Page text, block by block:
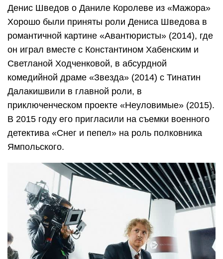
Денис Шведов о Даниле Королеве из «Мажора»
Хорошо были приняты роли Дениса Шведова в
романтичной картине «Авантюристы» (2014), где
он играл вместе с Константином Хабенским и
Светланой Ходченковой, в абсурдной
комедийной драме «Звезда» (2014) с Тинатин
Далакишвили в главной роли, в
приключенческом проекте «Неуловимые» (2015).
В 2015 году его пригласили на съемки военного
детектива «Снег и пепел» на роль полковника
Ямпольского.